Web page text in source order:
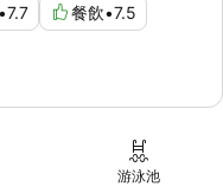
•7.7 餐飲•7.5
游泳池